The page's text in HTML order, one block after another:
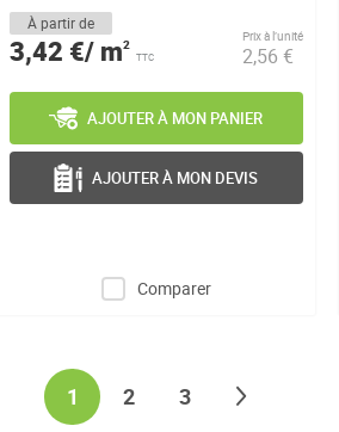
À partir de
3,42 €/ m2
TTC
Prix à l’unité
2,56 €
Comparer
AJOUTER À MON PANIER
AJOUTER À MON DEVIS
Page
You're currently reading page
1 Page
2 Page
3